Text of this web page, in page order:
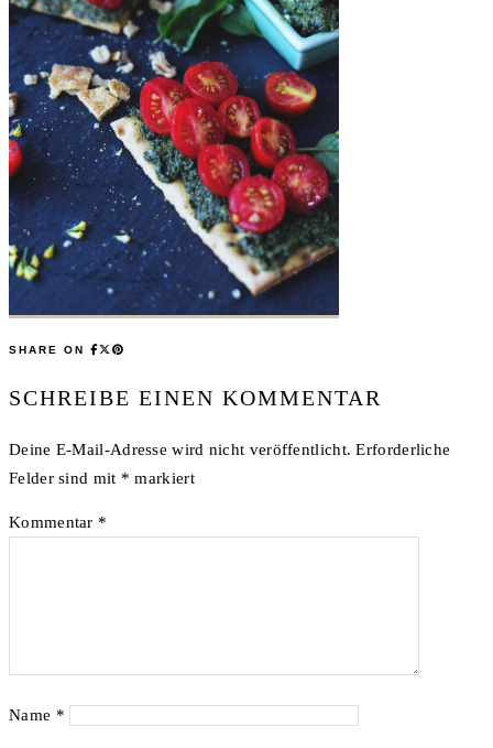
SHARE ON
SCHREIBE EINEN KOMMENTAR
Deine E-Mail-Adresse wird nicht veröffentlicht. Erforderliche
Felder sind mit * markiert
Kommentar *
Name *